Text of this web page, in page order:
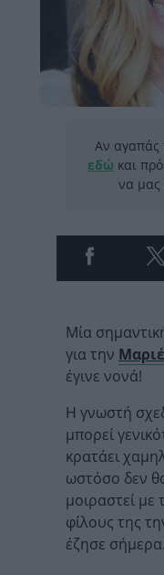
Αν αγαπάς
εδώ και
να μας
Μία
για την
έγινε νονά!
Η γνωστή
μπορεί
κρατάει
ωστόσο δεν
μοιραστεί με
φίλους της
έζησε σήμερα.